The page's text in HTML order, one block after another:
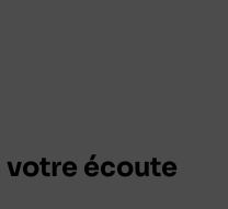
votre écoute